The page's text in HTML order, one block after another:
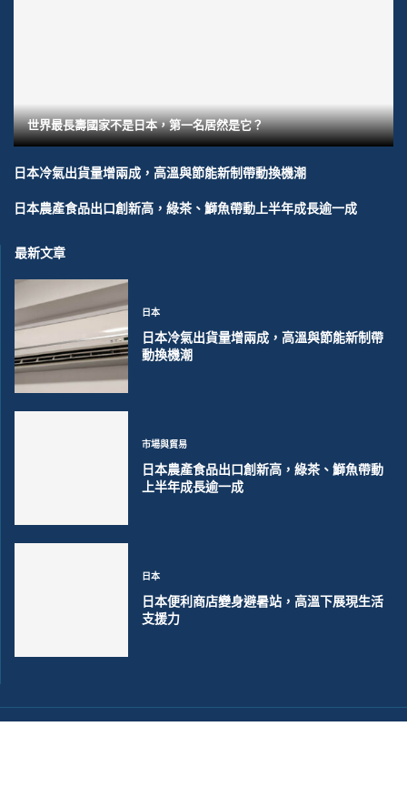
世界最長壽國家不是日本，第一名居然是它？
日本冷氣出貨量增兩成，高溫與節能新制帶動換機潮
日本農產食品出口創新高，綠茶、鰤魚帶動上半年成長逾一成
最新文章
日本
日本冷氣出貨量增兩成，高溫與節能新制帶
動換機潮
市場與貿易
日本農產食品出口創新高，綠茶、鰤魚帶動
上半年成長逾一成
日本
日本便利商店變身避暑站，高溫下展現生活
支援力